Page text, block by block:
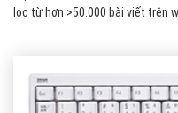
lọc từ hơn >50.000 bài viết trên